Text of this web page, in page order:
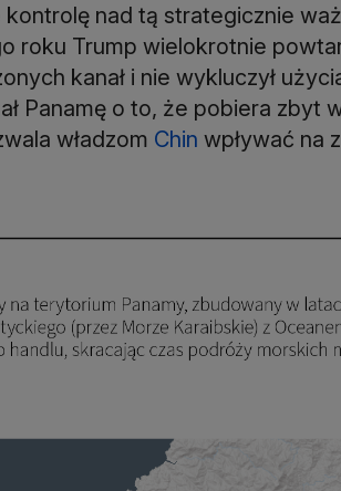
kontrolę nad tą strategicznie
roku Trump wielokrotnie
kanał i nie wykluczył
Panamę o to, że pobiera zbyt
władzom Chin wpływać na